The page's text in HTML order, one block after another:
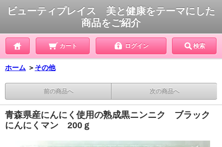
ビューティプレイス 美と健康をテーマにした
商品をご紹介
カート ログイン 検索
ホーム ＞ その他
前の商品へ 次の商品へ
青森県産にんにく使用の熟成黒ニンニク ブラック
にんにくマン 200ｇ